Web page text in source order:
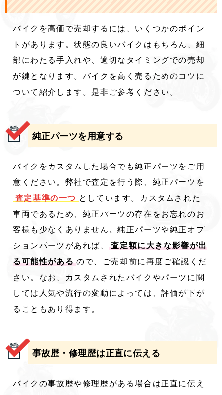
バイクを高価で売却するには、いくつかのポイン
トがあります。状態の良いバイクはもちろん、細
部にわたる手入れや、適切なタイミングでの売却
が鍵となります。バイクを高く売るためのコツに
ついて紹介します。是非ご参考ください。
純正パーツを用意する
バイクをカスタムした場合でも純正パーツをご用
意ください。弊社で査定を行う際、純正パーツを
査定基準の一つ としています。カスタムされた
車両であるため、純正パーツの存在をお忘れのお
客様も少なくありません。純正パーツや純正オプ
ションパーツがあれば、
査定額に大きな影響が出
る可能性がある ので、ご売却前に再度ご確認くだ
さい。なお、カスタムされたバイクやパーツに関
しては人気や流行の変動によっては、評価が下が
ることもあり得ます。
事故歴・修理歴は正直に伝える
バイクの事故歴や修理歴がある場合は正直に伝え